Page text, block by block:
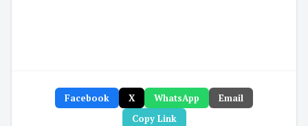
Facebook X WhatsApp
Email
Copy Link